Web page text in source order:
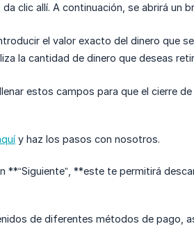
, da clic allí. A continuación, se abrirá
el valor exacto del dinero que
la cantidad de dinero que deseas
estos campos para que el cierre
y haz los pasos con nosotros.
**“Siguiente”, **este te permitirá
de diferentes métodos de pago,